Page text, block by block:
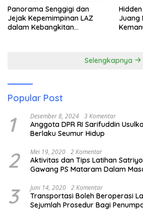
Panorama Senggigi dan
Jejak Kepemimpinan LAZ
dalam Kebangkitan
Juang
Selengkapnya
Popular Post
1 Desember 8, 2024 3 Komentar
Anggota DPR RI Sarifuddin
Berlaku Seumur Hidup
2 Mei 19, 2020 2 Komentar
Aktivitas dan Tips Latihan
Gawang PS Mataram Dalam
3 Juni 14, 2020 2 Komentar
Transportasi Boleh Beroperasi
Sejumlah Prosedur Bagi